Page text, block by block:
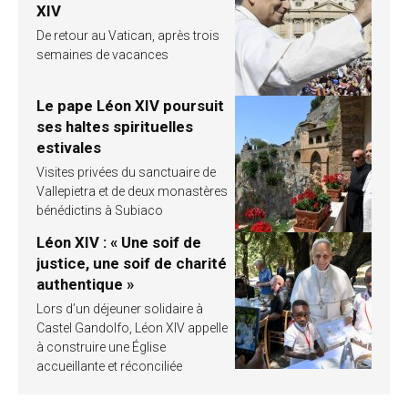
XIV
De retour au Vatican, après trois
semaines de vacances
Le pape Léon XIV poursuit
ses haltes spirituelles
estivales
Visites privées du sanctuaire de
Vallepietra et de deux monastères
bénédictins à Subiaco
Léon XIV : « Une soif de
justice, une soif de charité
authentique »
Lors d’un déjeuner solidaire à
Castel Gandolfo, Léon XIV appelle
à construire une Église
accueillante et réconciliée